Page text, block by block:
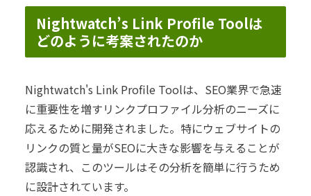
Nightwatch’s Link Profile Toolは
どのように考案されたのか
Nightwatch's Link Profile Toolは、SEO業界で急速
に重要性を増すリンクプロファイル分析のニーズに
応えるために開発されました。特にウェブサイトの
リンクの質と量がSEOに大きな影響を与えることが
認識され、このツールはその分析を簡単に行うため
に設計されています。